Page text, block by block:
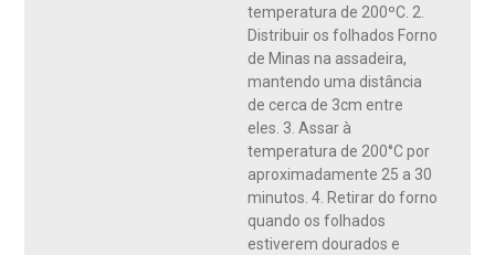
temperatura de 200ºC. 2.
Distribuir os folhados Forno
de Minas na assadeira,
mantendo uma distância
de cerca de 3cm entre
eles. 3. Assar à
temperatura de 200°C por
aproximadamente 25 a 30
minutos. 4. Retirar do forno
quando os folhados
estiverem dourados e